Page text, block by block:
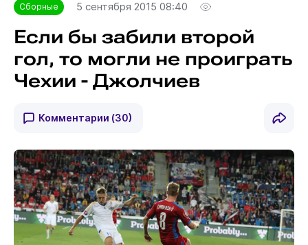
Сборные 5 сентября 2015 08:40
Если бы забили второй
гол, то могли не проиграть
Чехии - Джолчиев
Комментарии (30)